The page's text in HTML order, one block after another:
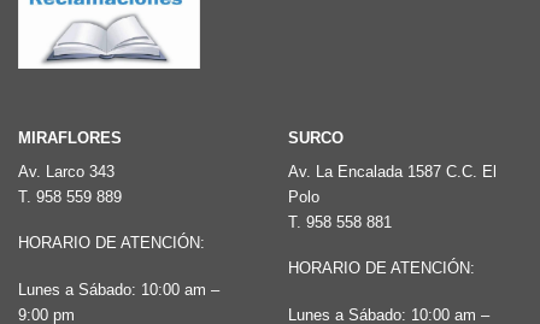
MIRAFLORES
Av. Larco 343
T. 958 559 889
HORARIO DE ATENCIÓN:
Lunes a Sábado: 10:00 am –
9:00 pm
SURCO
Av. La Encalada 1587 C.C. El
Polo
T. 958 558 881
HORARIO DE ATENCIÓN:
Lunes a Sábado: 10:00 am –